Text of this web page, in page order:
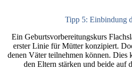
Tipp 5: Einbindung
Ein Geburtsvorbereitungskurs
erster Linie für Mütter konzipiert.
denen Väter teilnehmen können. Dies
den Eltern stärken und beide auf